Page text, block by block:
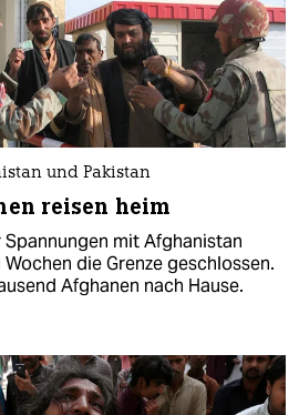
und Pakistan
reisen heim
mit Afghanistan
die Grenze geschlossen.
Afghanen nach Hause.